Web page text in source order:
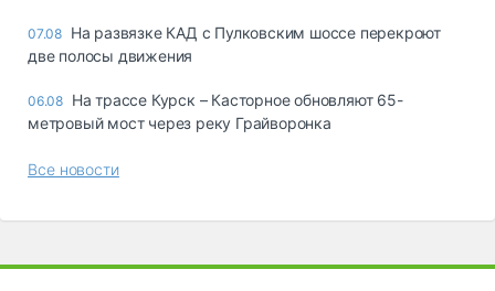
07.08 На развязке КАД с Пулковским шоссе перекроют
две полосы движения
06.08 На трассе Курск – Касторное обновляют 65-
метровый мост через реку Грайворонка
Все новости